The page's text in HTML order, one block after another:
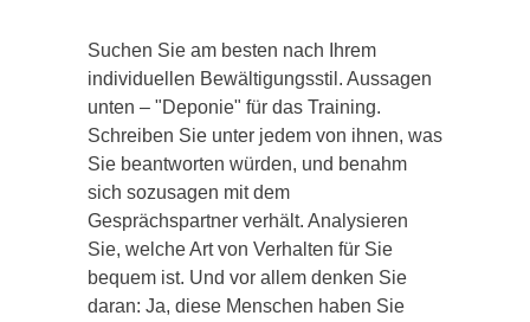
Suchen Sie am besten nach Ihrem
individuellen Bewältigungsstil. Aussagen
unten – "Deponie" für das Training.
Schreiben Sie unter jedem von ihnen, was
Sie beantworten würden, und benahm
sich sozusagen mit dem
Gesprächspartner verhält. Analysieren
Sie, welche Art von Verhalten für Sie
bequem ist. Und vor allem denken Sie
daran: Ja, diese Menschen haben Sie